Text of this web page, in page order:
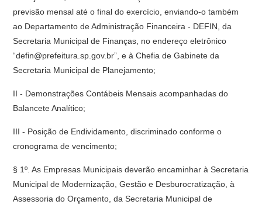
previsão mensal até o final do exercício, enviando-o também
ao Departamento de Administração Financeira - DEFIN, da
Secretaria Municipal de Finanças, no endereço eletrônico
“defin@prefeitura.sp.gov.br”, e à Chefia de Gabinete da
Secretaria Municipal de Planejamento;
II - Demonstrações Contábeis Mensais acompanhadas do
Balancete Analítico;
III - Posição de Endividamento, discriminado conforme o
cronograma de vencimento;
§ 1º. As Empresas Municipais deverão encaminhar à Secretaria
Municipal de Modernização, Gestão e Desburocratização, à
Assessoria do Orçamento, da Secretaria Municipal de